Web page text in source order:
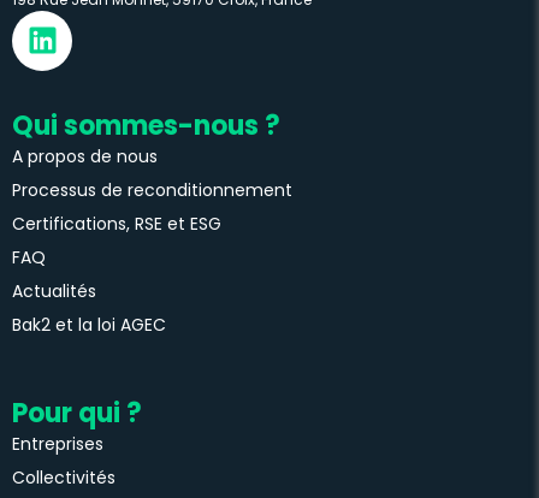
Qui sommes-nous ?
A propos de nous
Processus de reconditionnement
Certifications, RSE et ESG
FAQ
Actualités
Bak2 et la loi AGEC
Pour qui ?
Entreprises
Collectivités